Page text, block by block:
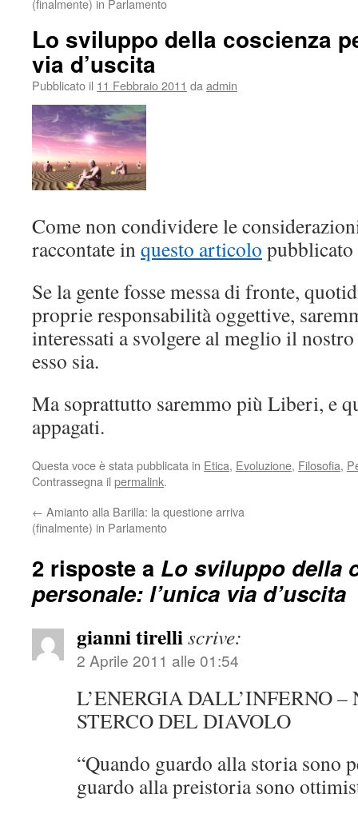
(finalmente) in Parlamento
Lo sviluppo della coscienza
via d’uscita
Pubblicato il 11 Febbraio 2011 da admin
Come non condividere le
raccontate inquesto articolo pubblicato
Se la gente fosse messa di fronte,
proprie responsabilità oggettive,
interessati a svolgere al meglio il
esso sia.
Ma soprattutto saremmo più Liberi, e
appagati.
Questa voce è stata pubblicata in Etica, Evoluzione, Filosofia,
Contrassegna il permalink.
← Amianto alla Barilla: la questione arriva
(finalmente) in Parlamento
2 risposte a Lo sviluppo della
personale: l’unica via d’uscita
gianni tirelliscrive:
2 Aprile 2011 alle 01:54
L’ENERGIA DALL’INFERNO
STERCO DEL DIAVOLO
“Quando guardo alla storia sono
guardo alla preistoria sono